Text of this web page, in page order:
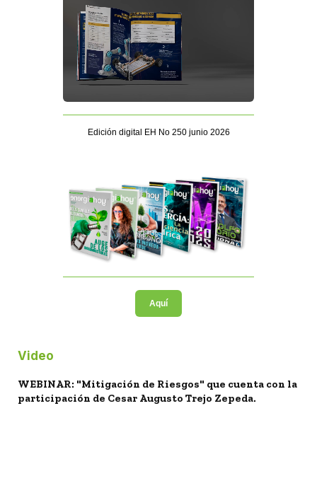
Edición digital EH No 250 junio 2026
Aquí
Video
WEBINAR: "Mitigación de Riesgos" que cuenta con la
participación de Cesar Augusto Trejo Zepeda.